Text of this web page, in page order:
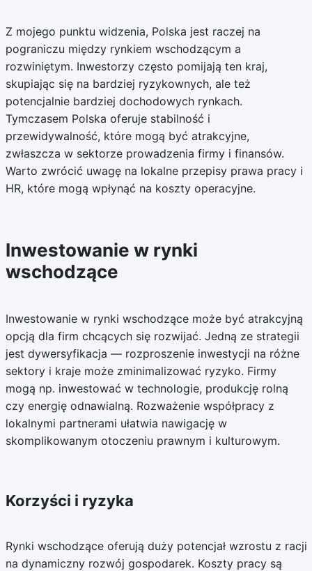
Z mojego punktu widzenia, Polska jest raczej na
pograniczu między rynkiem wschodzącym a
rozwiniętym. Inwestorzy często pomijają ten kraj,
skupiając się na bardziej ryzykownych, ale też
potencjalnie bardziej dochodowych rynkach.
Tymczasem Polska oferuje stabilność i
przewidywalność, które mogą być atrakcyjne,
zwłaszcza w sektorze prowadzenia firmy i finansów.
Warto zwrócić uwagę na lokalne przepisy prawa pracy i
HR, które mogą wpłynąć na koszty operacyjne.
Inwestowanie w rynki
wschodzące
Inwestowanie w rynki wschodzące może być atrakcyjną
opcją dla firm chcących się rozwijać. Jedną ze strategii
jest dywersyfikacja — rozproszenie inwestycji na różne
sektory i kraje może zminimalizować ryzyko. Firmy
mogą np. inwestować w technologie, produkcję rolną
czy energię odnawialną. Rozważenie współpracy z
lokalnymi partnerami ułatwia nawigację w
skomplikowanym otoczeniu prawnym i kulturowym.
Korzyści i ryzyka
Rynki wschodzące oferują duży potencjał wzrostu z racji
na dynamiczny rozwój gospodarek. Koszty pracy są